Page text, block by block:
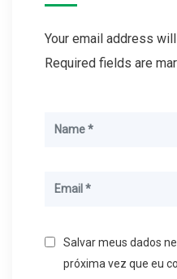
Your email address
Required fields are
Salvar meus dados
próxima vez que eu